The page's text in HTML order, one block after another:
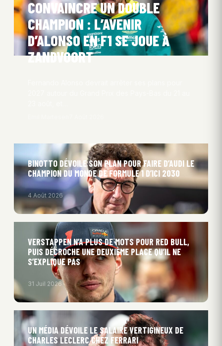
CONVAINCRE UN DOUBLE
CHAMPION : L’AVENIR
D’ALONSO EN F1 SE JOUE À
ZANDVOORT
BINOTTO DÉVOILE SON PLAN POUR FAIRE D’AUDI LE
CHAMPION DU MONDE DE FORMULE 1 D’ICI 2030
4 Août 2026
VERSTAPPEN N’A PLUS DE MOTS POUR RED BULL,
PUIS DÉCROCHE UNE DEUXIÈME PLACE QU’IL NE
S’EXPLIQUE PAS
31 Juil 2026
UN MÉDIA DÉVOILE LE SALAIRE VERTIGINEUX DE
CHARLES LECLERC CHEZ FERRARI